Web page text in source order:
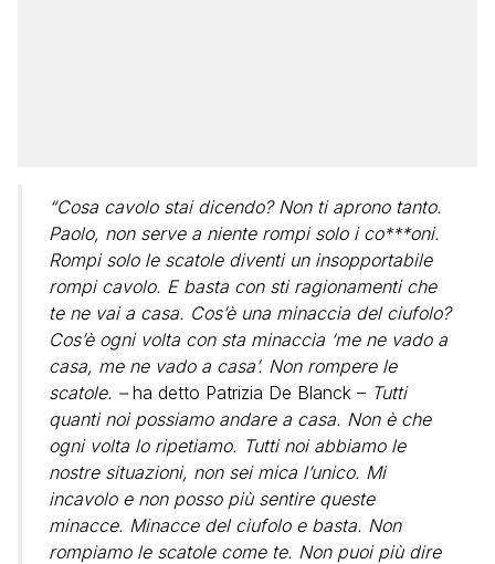
“Cosa cavolo stai dicendo? Non ti aprono tanto.
Paolo, non serve a niente rompi solo i co***oni.
Rompi solo le scatole diventi un insopportabile
rompi cavolo. E basta con sti ragionamenti che
te ne vai a casa. Cos’è una minaccia del ciufolo?
Cos’è ogni volta con sta minaccia ‘me ne vado a
casa, me ne vado a casa’. Non rompere le
scatole. –ha detto Patrizia De Blanck – Tutti
quanti noi possiamo andare a casa. Non è che
ogni volta lo ripetiamo. Tutti noi abbiamo le
nostre situazioni, non sei mica l’unico. Mi
incavolo e non posso più sentire queste
minacce. Minacce del ciufolo e basta. Non
rompiamo le scatole come te. Non puoi più dire